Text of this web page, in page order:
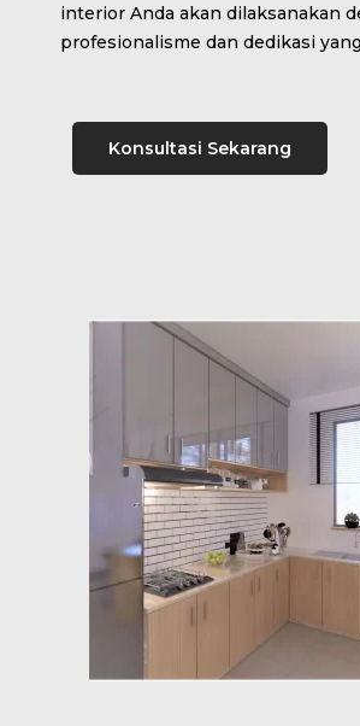
interior Anda akan dilaksanakan
profesionalisme dan dedikasi
Konsultasi Sekarang